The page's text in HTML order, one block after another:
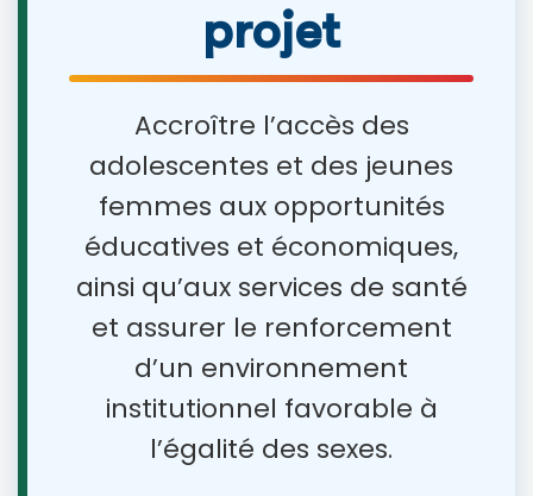
projet
Accroître l’accès des
adolescentes et des jeunes
femmes aux opportunités
éducatives et économiques,
ainsi qu’aux services de santé
et assurer le renforcement
d’un environnement
institutionnel favorable à
l’égalité des sexes.